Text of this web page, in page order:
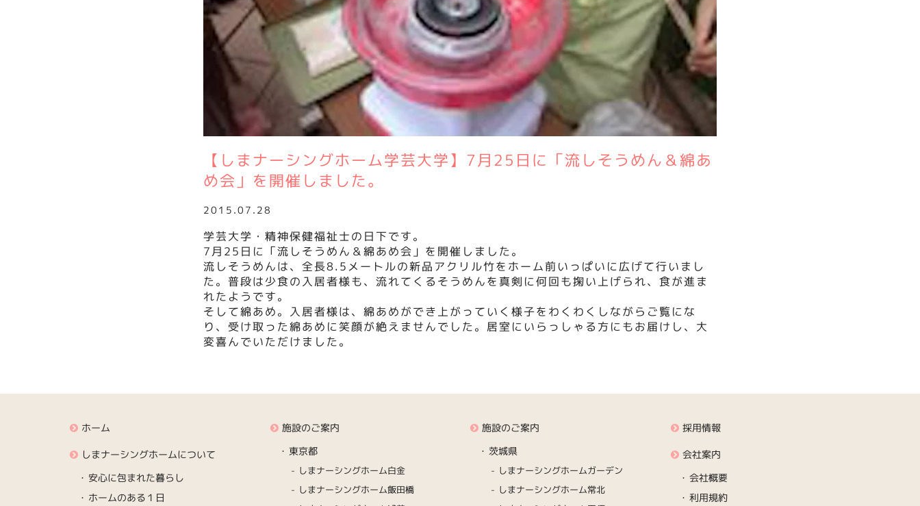
【しまナーシングホーム学芸大学】7月25日に「流しそうめん＆綿あ
め会」を開催しました。
2015.07.28
学芸大学・精神保健福祉士の日下です。
7月25日に「流しそうめん＆綿あめ会」を開催しました。
流しそうめんは、全長8.5メートルの新品アクリル竹をホーム前いっぱいに広げて行いまし
た。普段は少食の入居者様も、流れてくるそうめんを真剣に何回も掬い上げられ、食が進ま
れたようです。
そして綿あめ。入居者様は、綿あめができ上がっていく様子をわくわくしながらご覧にな
り、受け取った綿あめに笑顔が絶えませんでした。居室にいらっしゃる方にもお届けし、大
変喜んでいただけました。
ホーム
しまナーシングホームについて
安心に包まれた暮らし
ホームのある１日
施設のご案内
東京都
しまナーシングホーム白金
しまナーシングホーム飯田橋
施設のご案内
茨城県
しまナーシングホームガーデン
しまナーシングホーム常北
採用情報
会社案内
会社概要
利用規約